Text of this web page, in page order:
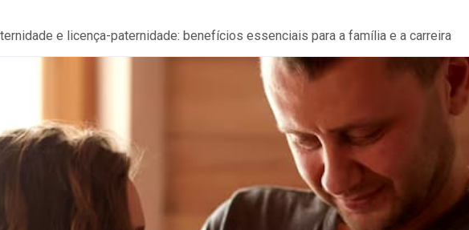
e licença-paternidade: benefícios essenciais para a família e a carreira